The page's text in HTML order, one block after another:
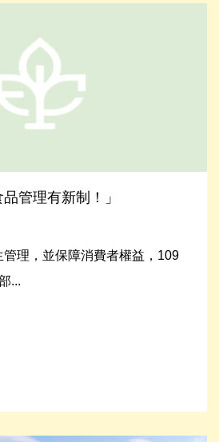
管理有新制！」
理，並保障消費者權益，109
...